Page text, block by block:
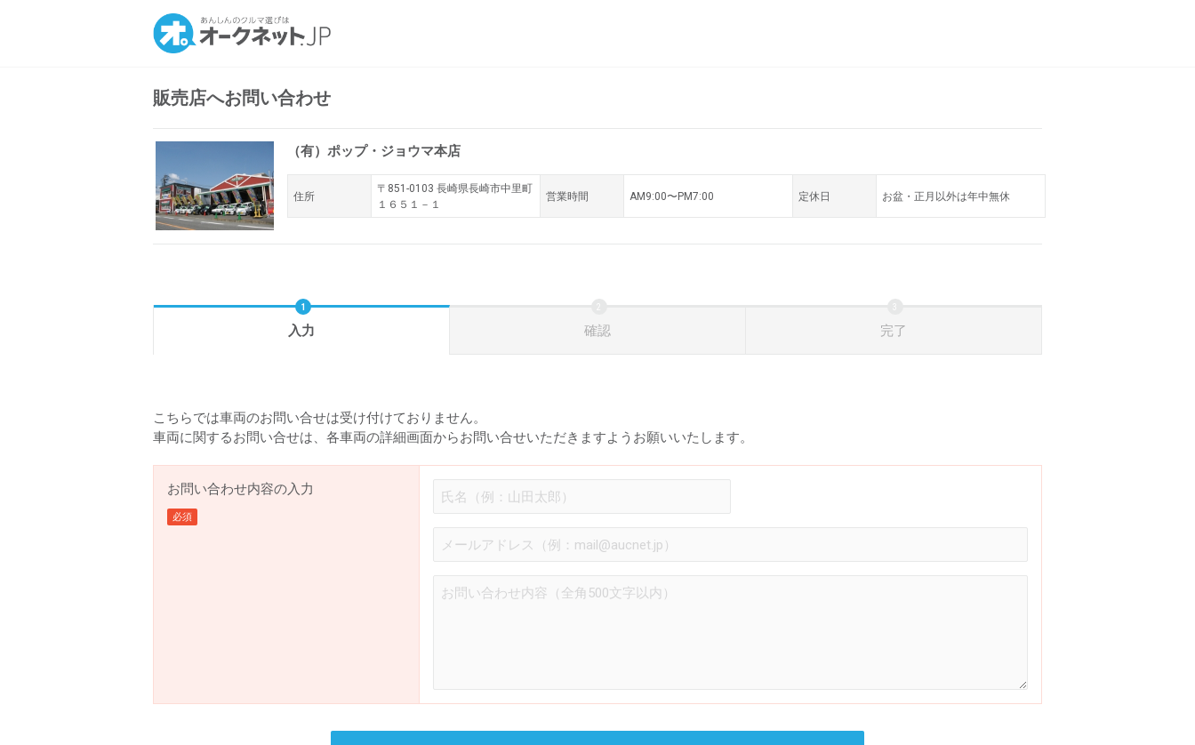
販売店へお問い合わせ
（有）ポップ・ジョウマ本店
住所
〒851-0103 長崎県長崎市中里町
１６５１－１
営業時間 AM9:00〜PM7:00 定休日 お盆・正月以外は年中無休
入力 確認 完了
こちらでは車両のお問い合せは受け付けておりません。
車両に関するお問い合せは、各車両の詳細画面からお問い合せいただきますようお願いいたします。
お問い合わせ内容の入力
必須